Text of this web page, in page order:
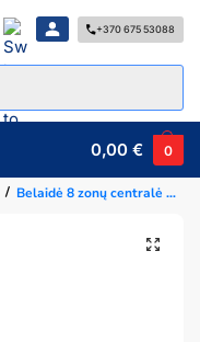
+370 675 53088
0,00€ 0
/ Belaidė 8 zonų centralė Konveka INK-C